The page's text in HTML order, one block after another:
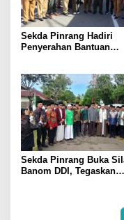
Sekda Pinrang Hadiri
Penyerahan Bantuan
Sekda Pinrang Buka
Banom DDI, Tegaskan